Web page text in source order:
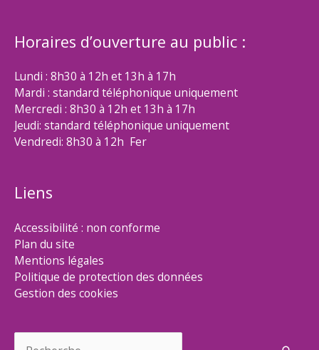
Horaires d’ouverture au public :
Lundi : 8h30 à 12h et 13h à 17h
Mardi : standard téléphonique uniquement
Mercredi : 8h30 à 12h et 13h à 17h
Jeudi: standard téléphonique uniquement
Vendredi: 8h30 à 12h Fer
Liens
Accessibilité : non conforme
Plan du site
Mentions légales
Politique de protection des données
Gestion des cookies